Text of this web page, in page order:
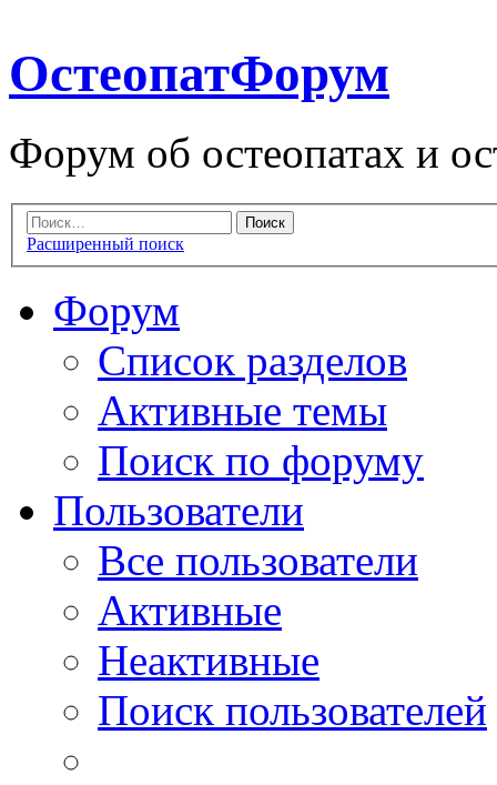
ОстеопатФорум
Форум об остеопатах и
Расширенный поиск
Форум
Список разделов
Активные темы
Поиск по форуму
Пользователи
Все пользователи
Активные
Неактивные
Поиск пользователей